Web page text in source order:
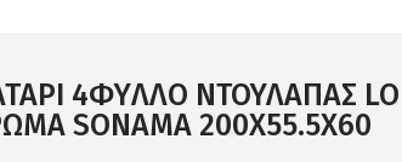
4ΦYΛΛO ΝΤΟΥΛΑΠΑΣ
SONAMA 200Χ55.5Χ60